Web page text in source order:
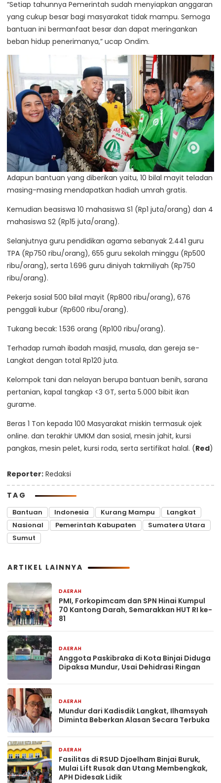
“Setiap tahunnya Pemerintah sudah menyiapkan anggaran
yang cukup besar bagi masyarakat tidak mampu. Semoga
bantuan ini bermanfaat besar dan dapat meringankan
beban hidup penerimanya,” ucap Ondim.
Adapun bantuan yang diberikan yaitu, 10 bilal mayit teladan
masing-masing mendapatkan hadiah umrah gratis.
Kemudian beasiswa 10 mahasiswa S1 (Rp1 juta/orang) dan 4
mahasiswa S2 (Rp15 juta/orang).
Selanjutnya guru pendidikan agama sebanyak 2.441 guru
TPA (Rp750 ribu/orang), 655 guru sekolah minggu (Rp500
ribu/orang), serta 1.696 guru diniyah takmiliyah (Rp750
ribu/orang).
Pekerja sosial 500 bilal mayit (Rp800 ribu/orang), 676
penggali kubur (Rp600 ribu/orang).
Tukang becak: 1.536 orang (Rp100 ribu/orang).
Terhadap rumah ibadah masjid, musala, dan gereja se-
Langkat dengan total Rp120 juta.
Kelompok tani dan nelayan berupa bantuan benih, sarana
pertanian, kapal tangkap <3 GT, serta 5.000 bibit ikan
gurame.
Beras 1 Ton kepada 100 Masyarakat miskin termasuk ojek
online. dan terakhir UMKM dan sosial, mesin jahit, kursi
pangkas, mesin pelet, kursi roda, serta sertifikat halal. (Red)
Reporter: Redaksi
TAG
Bantuan Indonesia Kurang Mampu
Langkat
Nasional
Pemerintah Kabupaten
Sumatera Utara
Sumut
ARTIKEL LAINNYA
DAERAH
PMI, Forkopimcam dan SPN Hinai Kumpul
70 Kantong Darah, Semarakkan HUT RI ke-
81
DAERAH
Anggota Paskibraka di Kota Binjai Diduga
Dipaksa Mundur, Usai Dehidrasi Ringan
DAERAH
Mundur dari Kadisdik Langkat, Ilhamsyah
Diminta Beberkan Alasan Secara Terbuka
DAERAH
Fasilitas di RSUD Djoelham Binjai Buruk,
Mulai Lift Rusak dan Utang Membengkak,
APH Didesak Lidik